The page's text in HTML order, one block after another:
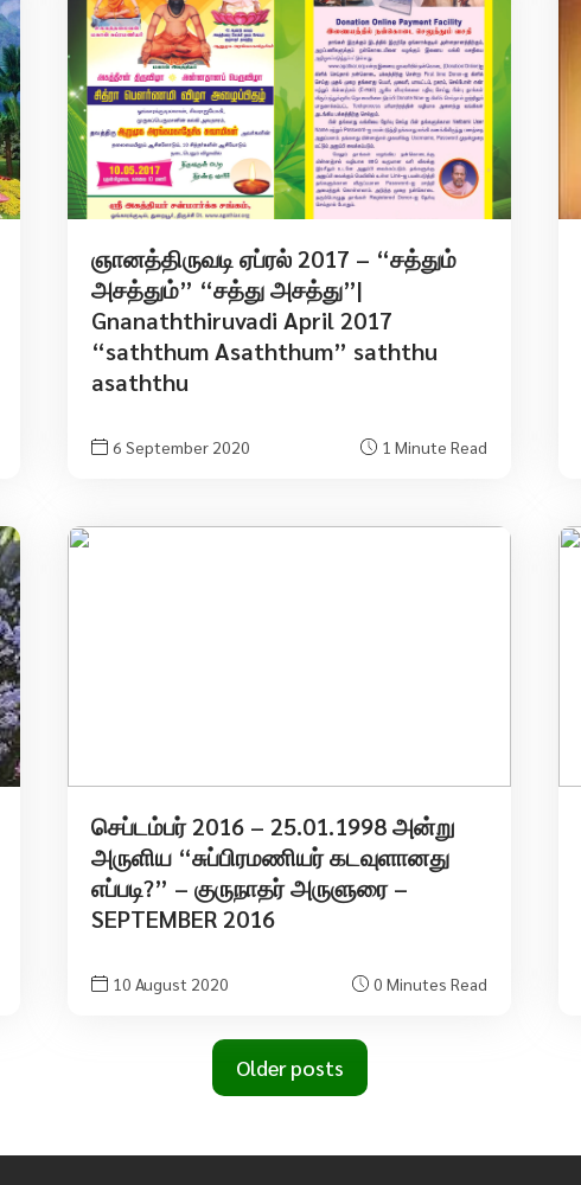
ஞானத்திருவடி ஏப்ரல் 2017 – “சத்தும்
அசத்தும்” “சத்து அசத்து”|
Gnanaththiruvadi April 2017
“saththum Asaththum” saththu
asaththu
6 September 2020 1 Minute Read
செப்டம்பர் 2016 – 25.01.1998 அன்று
அருளிய “சுப்பிரமணியர் கடவுளானது
எப்படி?” – குருநாதர் அருளுரை –
SEPTEMBER 2016
10 August 2020 0 Minutes Read
Older posts